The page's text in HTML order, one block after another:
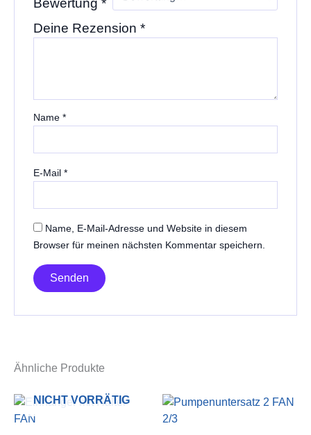
Bewertung *
Deine Rezension *
Name *
E-Mail *
Name, E-Mail-Adresse und Website in diesem
Browser für meinen nächsten Kommentar speichern.
Ähnliche Produkte
NICHT VORRÄTIG